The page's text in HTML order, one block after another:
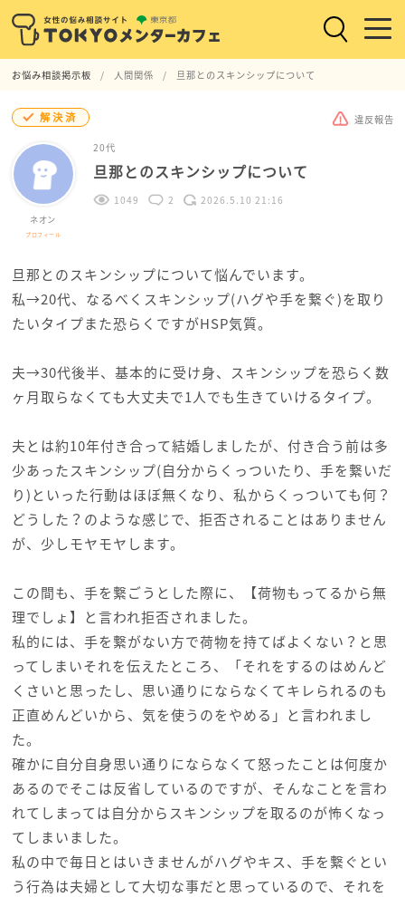
お悩み相談掲示板 人間関係 旦那とのスキンシップについて
解決済 違反報告
ネオン
プロフィール
20代
旦那とのスキンシップについて
1049 2 2026.5.10 21:16
旦那とのスキンシップについて悩んでいます。
私→20代、なるべくスキンシップ(ハグや手を繋ぐ)を取り
たいタイプまた恐らくですがHSP気質。
夫→30代後半、基本的に受け身、スキンシップを恐らく数
ヶ月取らなくても大丈夫で1人でも生きていけるタイプ。
夫とは約10年付き合って結婚しましたが、付き合う前は多
少あったスキンシップ(自分からくっついたり、手を繋いだ
り)といった行動はほぼ無くなり、私からくっついても何？
どうした？のような感じで、拒否されることはありません
が、少しモヤモヤします。
この間も、手を繋ごうとした際に、【荷物もってるから無
理でしょ】と言われ拒否されました。
私的には、手を繋がない方で荷物を持てばよくない？と思
ってしまいそれを伝えたところ、「それをするのはめんど
くさいと思ったし、思い通りにならなくてキレられるのも
正直めんどいから、気を使うのをやめる」と言われまし
た。
確かに自分自身思い通りにならなくて怒ったことは何度か
あるのでそこは反省しているのですが、そんなことを言わ
れてしまっては自分からスキンシップを取るのが怖くなっ
てしまいました。
私の中で毎日とはいきませんがハグやキス、手を繋ぐとい
う行為は夫婦として大切な事だと思っているので、それを